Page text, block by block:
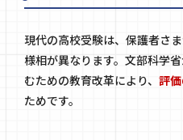
現代の高校受験は、保護者さ
様相が異なります。文部科学
むための教育改革により、 評
ためです。